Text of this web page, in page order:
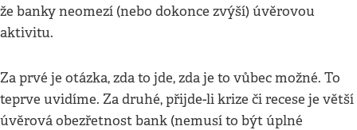
že banky neomezí (nebo dokonce zvýší) úvěrovou
aktivitu.
Za prvé je otázka, zda to jde, zda je to vůbec možné. To
teprve uvidíme. Za druhé, přijde-li krize či recese je větší
úvěrová obezřetnost bank (nemusí to být úplné